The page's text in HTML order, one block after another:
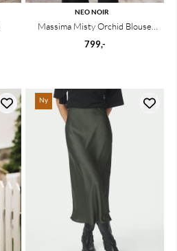
NEO NOIR
Massima Misty Orchid Blouse
Smoke Green
799,-
Ny